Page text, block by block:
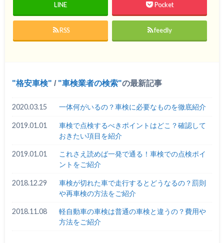
LINE Pocket
RSS feedly
格安車検 / 車検業者の検索 の最新記事
2020.03.15 一体何がいるの？車検に必要なものを徹底紹介
2019.01.01
車検で点検するべきポイントはどこ？確認して
おきたい項目を紹介
2019.01.01
これさえ読めば一発で通る！車検での点検ポイ
ントをご紹介
2018.12.29
車検が切れた車で走行するとどうなるの？罰則
や再車検の方法をご紹介
2018.11.08
軽自動車の車検は普通の車検と違うの？費用や
方法をご紹介